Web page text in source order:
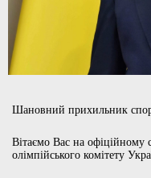
Шановний прихильник
Вітаємо Вас на офіційному
олімпійського комітету